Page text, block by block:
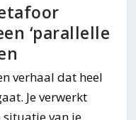
‘parallelle
verhaal dat heel
Je verwerkt
situatie van je